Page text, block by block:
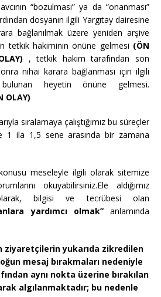
“bozulması” ya da “onanması”
dosyanın ilgili Yargıtay dairesine
bağlanılmak üzere yeniden arşive
tetkik hakiminin önüne gelmesi (ÖN
, tetkik hakim tarafından son
nihai karara bağlanması için ilgili
bulunan heyetin önüne gelmesi.
OLAY)
sıralamaya çalıştığımız bu süreçler
1 ila 1,5 sene arasında bir zamana
meseleyle ilgili olarak sitemize
okuyabilirsiniz.Ele aldığımız
bilgisi ve tecrübesi olan
yardımcı olmak” anlamında
ziyaretçilerin yukarıda zikredilen
mesaj bırakmaları nedeniyle
aynı nokta üzerine bırakılan
algılanmaktadır; bu nedenle